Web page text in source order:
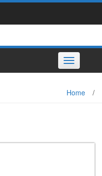
Toggle
navigation
Home /